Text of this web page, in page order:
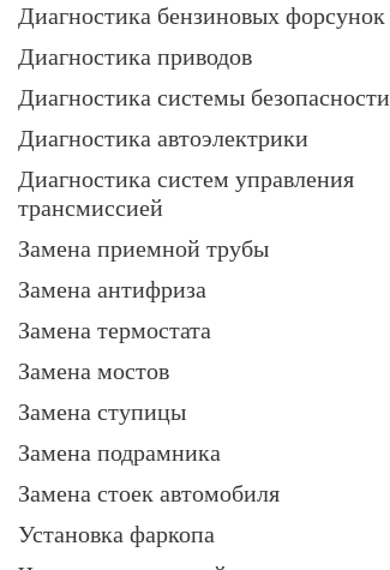
Диагностика бензиновых форсунок
Диагностика приводов
Диагностика системы безопасности
Диагностика автоэлектрики
Диагностика систем управления
трансмиссией
Замена приемной трубы
Замена антифриза
Замена термостата
Замена мостов
Замена ступицы
Замена подрамника
Замена стоек автомобиля
Установка фаркопа